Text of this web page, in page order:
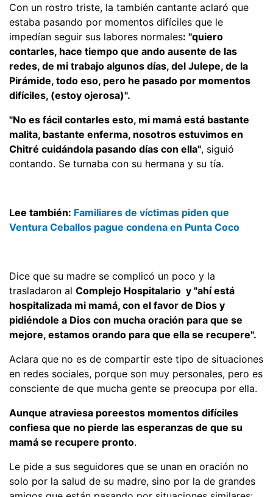
Con un rostro triste, la también cantante aclaró que
estaba pasando por momentos difíciles que le
impedían seguir sus labores normales: "quiero
contarles, hace tiempo que ando ausente de las
redes, de mi trabajo algunos días, del Julepe, de la
Pirámide, todo eso, pero he pasado por momentos
difíciles, (estoy ojerosa)".
"No es fácil contarles esto, mi mamá está bastante
malita, bastante enferma, nosotros estuvimos en
Chitré cuidándola pasando días con ella", siguió
contando. Se turnaba con su hermana y su tía.
Lee también: Familiares de víctimas piden que
Ventura Ceballos pague condena en Punta Coco
Dice que su madre se complicó un poco y la
trasladaron al Complejo Hospitalario y "ahí está
hospitalizada mi mamá, con el favor de Dios y
pidiéndole a Dios con mucha oración para que se
mejore, estamos orando para que ella se recupere".
Aclara que no es de compartir este tipo de situaciones
en redes sociales, porque son muy personales, pero es
consciente de que mucha gente se preocupa por ella.
Aunque atraviesa poreestos momentos difíciles
confiesa que no pierde las esperanzas de que su
mamá se recupere pronto.
Le pide a sus seguidores que se unan en oración no
solo por la salud de su madre, sino por la de grandes